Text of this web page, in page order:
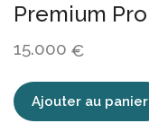
Premium Pro
15.000 €
quantité
de
Ajouter au panier